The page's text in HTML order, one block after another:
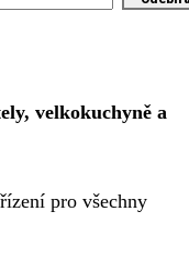
velkokuchyně a
pro všechny